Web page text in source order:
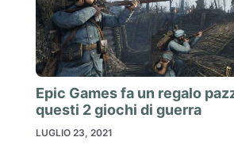
Epic Games fa un regalo
questi 2 giochi di guerra
LUGLIO 23, 2021